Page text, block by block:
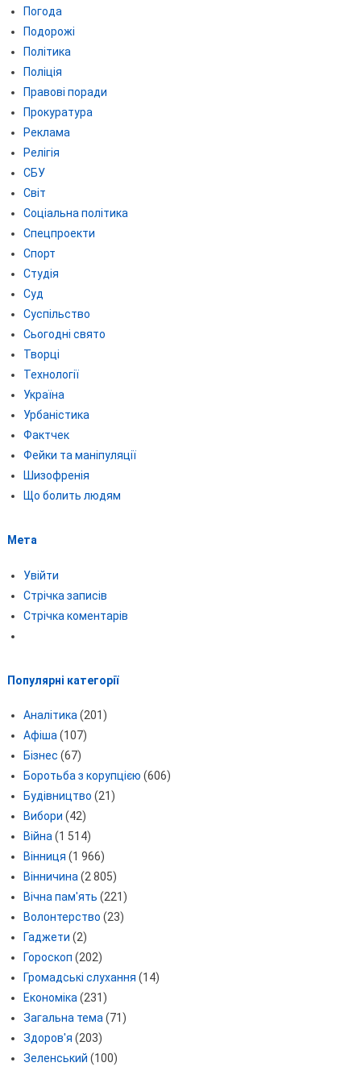
Погода
Подорожі
Політика
Поліція
Правові поради
Прокуратура
Реклама
Релігія
СБУ
Світ
Соціальна політика
Спецпроекти
Спорт
Студія
Суд
Суспільство
Сьогодні свято
Творці
Технології
Україна
Урбаністика
Фактчек
Фейки та маніпуляції
Шизофренія
Що болить людям
Мета
Увійти
Стрічка записів
Стрічка коментарів
Популярні категорії
Аналітика(201)
Афіша(107)
Бізнес (67)
Боротьба з корупцією (606)
Будівництво (21)
Вибори (42)
Війна(1 514)
Вінниця (1 966)
Вінничина(2 805)
Вічна пам'ять (221)
Волонтерство (23)
Гаджети (2)
Гороскоп (202)
Громадські слухання (14)
Економіка(231)
Загальна тема(71)
Здоров'я (203)
Зеленський (100)